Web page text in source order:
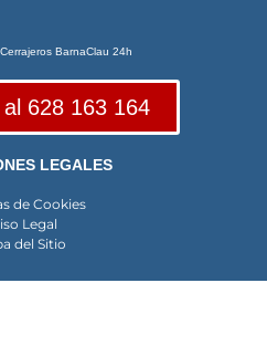
BarnaClau 24h
628 163 164
LEGALES
de Cookies
Legal
del Sitio